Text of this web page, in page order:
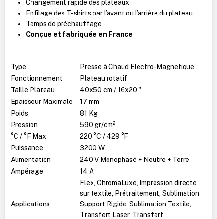
Changement rapide des plateaux
Enfilage des T-shirts par l’avant ou l’arrière du plateau
Temps de préchauffage
Conçue et fabriquée en France
Type
Presse à Chaud Electro-Magnetique
Fonctionnement
Plateau rotatif
Taille Plateau
40x50 cm / 16x20 "
Epaisseur Maximale
17 mm
Poids
81 Kg
Pression
590 gr/cm²
°C / °F Max
220 °C / 429 °F
Puissance
3200 W
Alimentation
240 V Monophasé + Neutre + Terre
Ampérage
14 A
Applications
Flex, ChromaLuxe, Impression directe
sur textile, Prétraitement, Sublimation
Support Rigide, Sublimation Textile,
Transfert Laser, Transfert